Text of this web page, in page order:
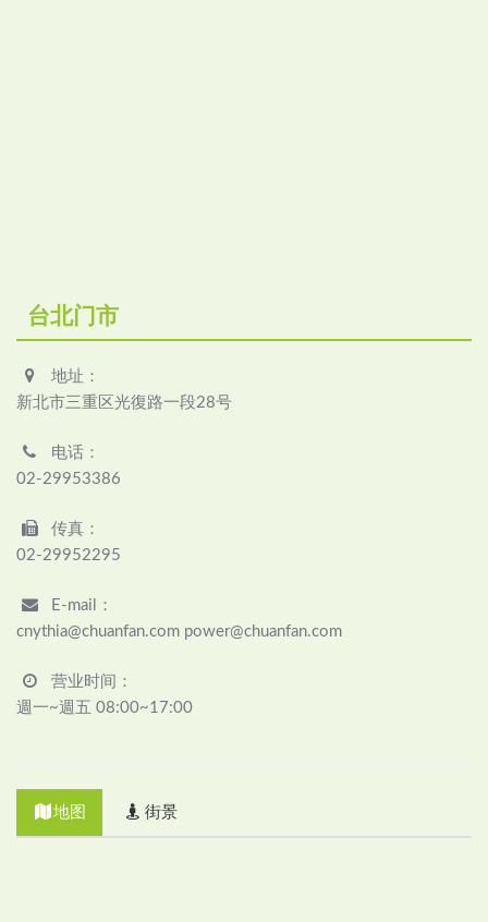
台北门市
地址：
新北市三重区光復路一段28号
电话：
02-29953386
传真：
02-29952295
E-mail：
cnythia@chuanfan.com power@chuanfan.com
营业时间：
週一~週五 08:00~17:00
地图 街景